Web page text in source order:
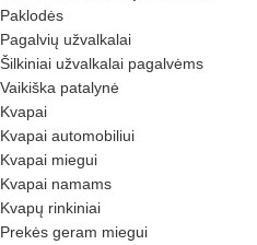
Paklodės
Pagalvių užvalkalai
Šilkiniai užvalkalai pagalvėms
Vaikiška patalynė
Kvapai
Kvapai automobiliui
Kvapai miegui
Kvapai namams
Kvapų rinkiniai
Prekės geram miegui